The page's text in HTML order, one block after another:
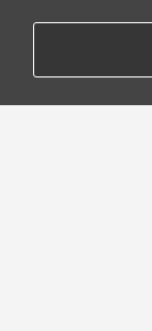
¿Qué debo
mi casa?
en tu área,